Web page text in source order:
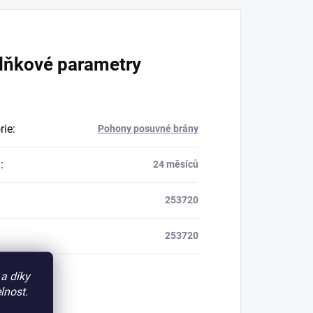
díky
parametry
: Pohony posuvné brány
: 24 měsíců
253720
253720